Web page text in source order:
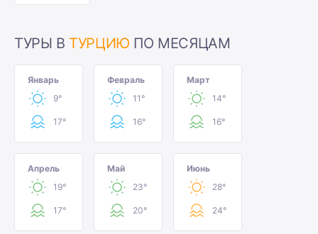
ТУРЫ В ТУРЦИЮ ПО МЕСЯЦАМ
Январь
9°
17°
Февраль
11°
16°
Март
14°
16°
Апрель
19°
17°
Май
23°
20°
Июнь
28°
24°